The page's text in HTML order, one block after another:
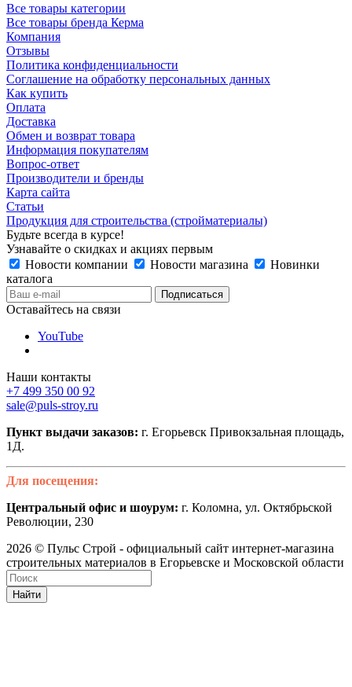
Все товары категории
Все товары бренда Керма
Компания
Отзывы
Политика конфиденциальности
Соглашение на обработку персональных данных
Как купить
Оплата
Доставка
Обмен и возврат товара
Информация покупателям
Вопрос-ответ
Производители и бренды
Карта сайта
Статьи
Продукция для строительства (стройматериалы)
Будьте всегда в курсе!
Узнавайте о скидках и акциях первым
Новости компании
Новости магазина
Новинки
каталога
Оставайтесь на связи
YouTube
Наши контакты
+7 499 350 00 92
sale@puls-stroy.ru
Пункт выдачи заказов: г. Егорьевск Привокзальная площадь,
1Д.
Для посещения:
Центральный офис и шоурум: г. Коломна, ул. Октябрьской
Революции, 230
2026 © Пульс Строй - официальный сайт интернет-магазина
строительных материалов в Егорьевске и Московской области
Найти